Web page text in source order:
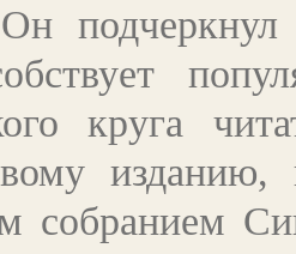
круга
собранием